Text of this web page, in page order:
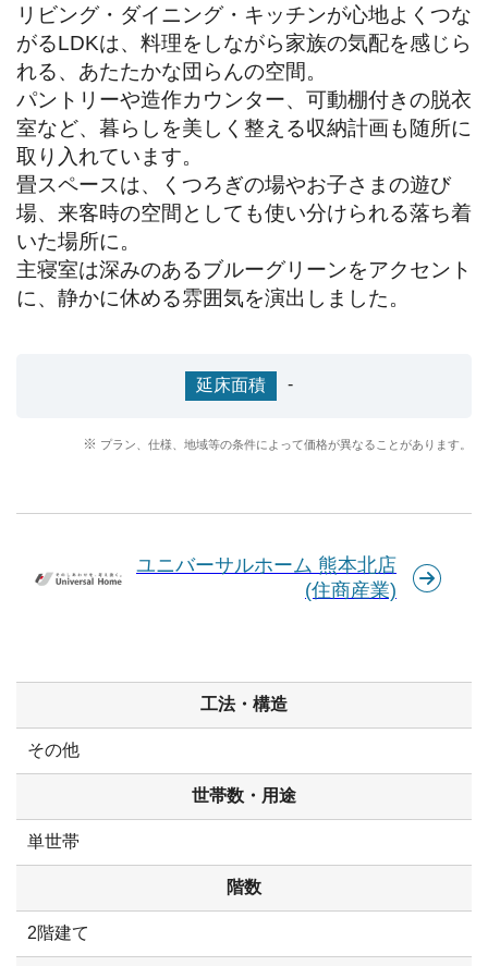
リビング・ダイニング・キッチンが心地よくつな
がるLDKは、料理をしながら家族の気配を感じら
れる、あたたかな団らんの空間。
パントリーや造作カウンター、可動棚付きの脱衣
室など、暮らしを美しく整える収納計画も随所に
取り入れています。
畳スペースは、くつろぎの場やお子さまの遊び
場、来客時の空間としても使い分けられる落ち着
いた場所に。
主寝室は深みのあるブルーグリーンをアクセント
に、静かに休める雰囲気を演出しました。
延床面積 -
プラン、仕様、地域等の条件によって価格が異なることがあります。
ユニバーサルホーム 熊本北店
(住商産業)
工法・構造
その他
世帯数・用途
単世帯
階数
2階建て